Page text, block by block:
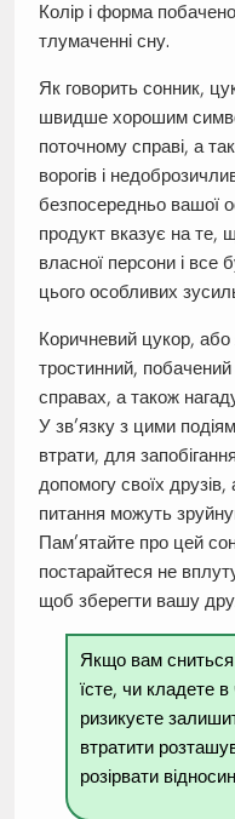
Колір і форма
тлумаченні сну.
Як говорить сонник,
швидше хорошим
поточному справі, а
ворогів і
безпосередньо вашої
продукт вказує на те,
власної персони і
цього особливих
Коричневий цукор,
тростинний,
справах, а також
У зв’язку з цими
втрати, для
допомогу своїх
питання можуть
Пам’ятайте про цей
постарайтеся не
щоб зберегти вашу
Якщо вам
їсте, чи кладете
ризикуєте
втратити
розірвати